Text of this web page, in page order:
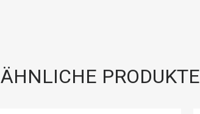
ÄHNLICHE PRODUKTE